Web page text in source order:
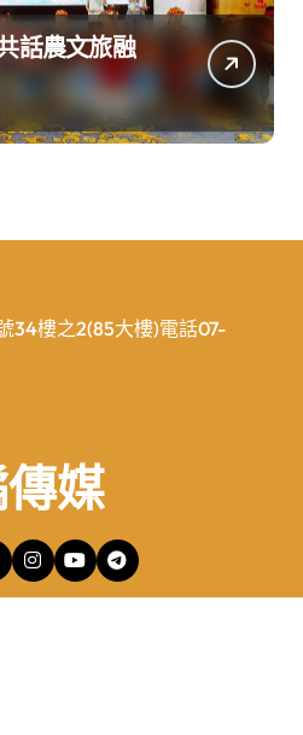
話農文旅融
34樓之2(85大樓)電話07-
媒